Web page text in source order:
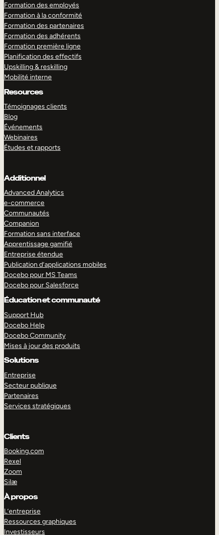
Formation des employés
Formation à la conformité
Formation des partenaires
Formation des adhérents
Formation première ligne
Planification des effectifs
Upskilling & reskilling
Mobilité interne
Resources
Témoignages clients
Blog
Événements
Webinaires
Études et rapports
Additionnel
Advanced Analytics
e-commerce
Communautés
Companion
Formation sans interface
Apprentissage gamifié
Entreprise étendue
Publication d’applications mobiles
Docebo pour MS Teams
Docebo pour Salesforce
Éducation et communauté
Support Hub
Docebo Help
Docebo Community
Mises à jour des produits
Solutions
Entreprise
Secteur publique
Partenaires
Services stratégiques
Clients
Booking.com
Rexel
Zoom
Silæ
À propos
L’entreprise
Ressources graphiques
Investisseurs